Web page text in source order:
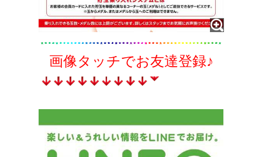
画像タッチでお友達登録♪